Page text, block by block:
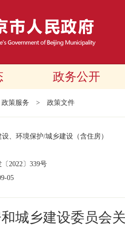
政务公开
政策服务 > 政策文件
、环境保护/城乡建设（含住房）
〔2022〕 339号
05
城乡建设委员会